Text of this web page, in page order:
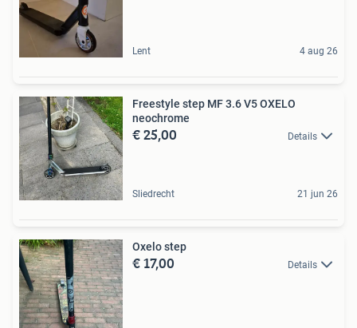
Lent 4 aug 26
Freestyle step MF 3.6 V5 OXELO
neochrome
€ 25,00 Details
Sliedrecht 21 jun 26
Oxelo step
€ 17,00 Details